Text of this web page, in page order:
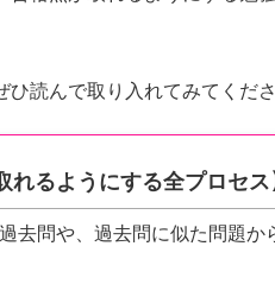
読んで取り入れてみてくださ
るようにする全プロセス
過去問や、過去問に似た問題か